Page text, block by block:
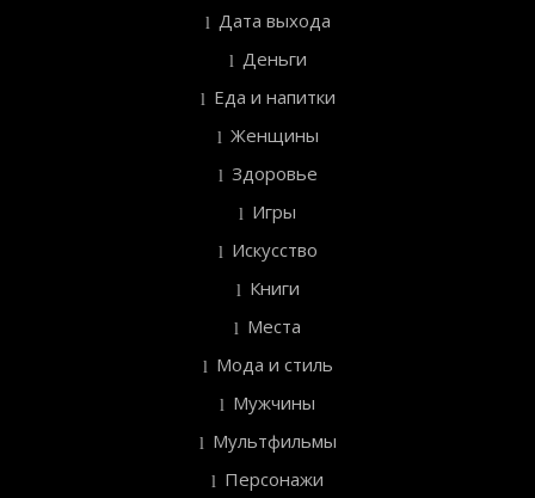
Дата выхода
Деньги
Еда и напитки
Женщины
Здоровье
Игры
Искусство
Книги
Места
Мода и стиль
Мужчины
Мультфильмы
Персонажи